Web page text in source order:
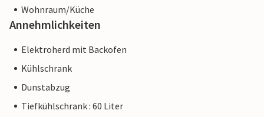
Wohnraum/Küche
Annehmlichkeiten
Elektroherd mit Backofen
Kühlschrank
Dunstabzug
Tiefkühlschrank : 60 Liter